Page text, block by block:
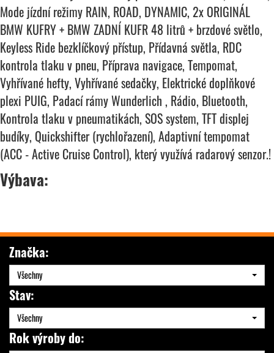
Mode jízdní režimy RAIN, ROAD, DYNAMIC, 2x ORIGINÁL
BMW KUFRY + BMW ZADNÍ KUFR 48 litrů + brzdové světlo,
Keyless Ride bezklíčkový přístup, Přídavná světla, RDC
kontrola tlaku v pneu, Příprava navigace, Tempomat,
Vyhřívané hefty, Vyhřívané sedačky, Elektrické doplňkové
plexi PUIG, Padací rámy Wunderlich , Rádio, Bluetooth,
Kontrola tlaku v pneumatikách, SOS system, TFT displej
budíky, Quickshifter (rychlořazení), Adaptivní tempomat
(ACC - Active Cruise Control), který využívá radarový senzor.!
Výbava:
Značka:
Všechny
Stav:
Všechny
Rok výroby do: